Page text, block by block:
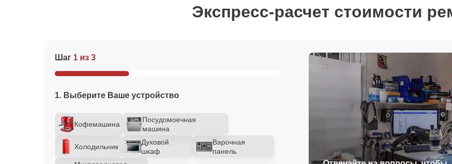
Экспресс-расчет стоимости
Шаг 1 из 3
1. Выберите Ваше устройство
Кофемашина
Посудомоечная
машина
Холодильник
Духовой
шкаф
Варочная
панель